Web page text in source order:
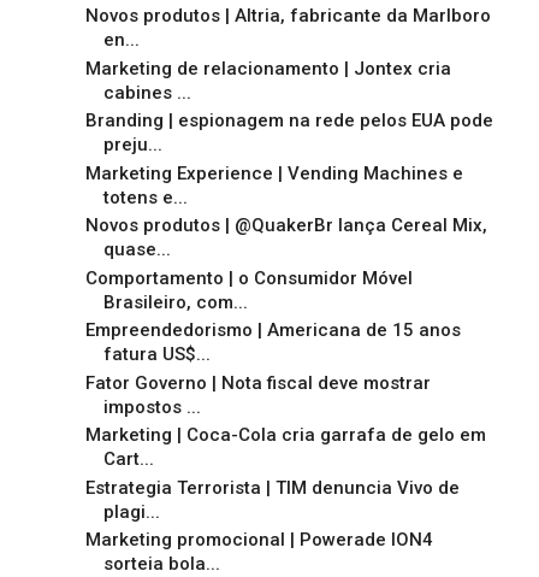
Novos produtos | Altria, fabricante da Marlboro
en...
Marketing de relacionamento | Jontex cria
cabines ...
Branding | espionagem na rede pelos EUA pode
preju...
Marketing Experience | Vending Machines e
totens e...
Novos produtos | @QuakerBr lança Cereal Mix,
quase...
Comportamento | o Consumidor Móvel
Brasileiro, com...
Empreendedorismo | Americana de 15 anos
fatura US$...
Fator Governo | Nota fiscal deve mostrar
impostos ...
Marketing | Coca-Cola cria garrafa de gelo em
Cart...
Estrategia Terrorista | TIM denuncia Vivo de
plagi...
Marketing promocional | Powerade ION4
sorteia bola...